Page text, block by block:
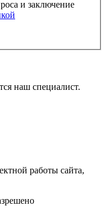
наш специалист.
работы сайта,